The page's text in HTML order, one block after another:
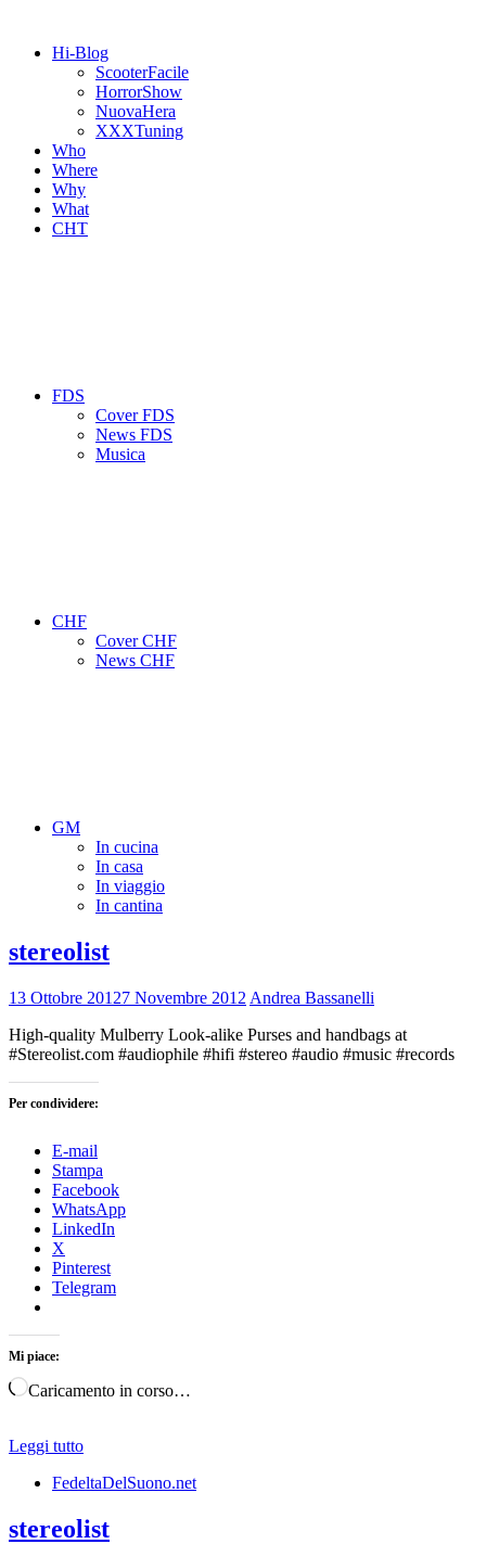
Hi-Blog
ScooterFacile
HorrorShow
NuovaHera
XXXTuning
Who
Where
Why
What
CHT
FDS
Cover FDS
News FDS
Musica
CHF
Cover CHF
News CHF
GM
In cucina
In casa
In viaggio
In cantina
stereolist
13 Ottobre 20127 Novembre 2012 Andrea Bassanelli
High-quality Mulberry Look-alike Purses and handbags at
#Stereolist.com #audiophile #hifi #stereo #audio #music #records
Per condividere:
E-mail
Stampa
Facebook
WhatsApp
LinkedIn
X
Pinterest
Telegram
Mi piace:
Caricamento in corso…
Leggi tutto
FedeltaDelSuono.net
stereolist